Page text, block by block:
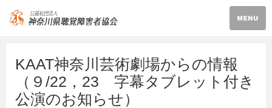
KAAT神奈川芸術劇場からの情報
（９/22，23 字幕タブレット付き
公演のお知らせ）